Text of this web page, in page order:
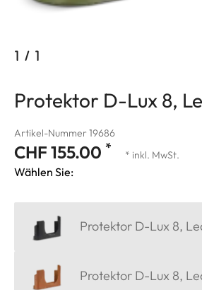
1 / 1
Protektor D-Lux 8,
Artikel-Nummer 19686
CHF 155.00 * * inkl. MwSt.
Wählen Sie:
Protektor D-Lux 8,
Protektor D-Lux 8,